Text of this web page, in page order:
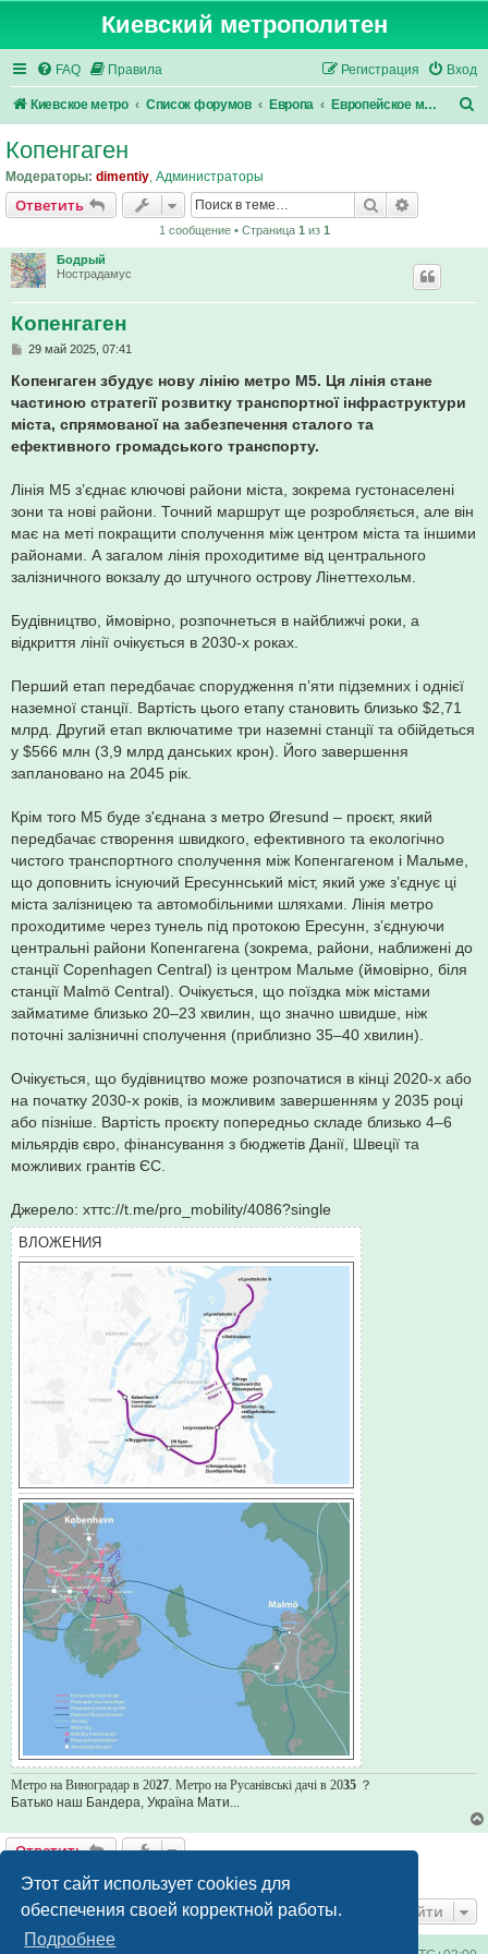
Этот сайт использует cookies для
обеспечения своей корректной работы.
Подробнее
Киевский метрополитен
FAQ Правила Вход
Регистрация
Киевское метро Список форумов Европа Европейское метро
Копенгаген
Модераторы: dimentiy, Администраторы
Ответить Поиск
1 сообщение • Страница 1из 1
Бодрый
Нострадамус
Копенгаген
С
о
б
щ
е
н
и
29 май 2025, 07:41
Копенгаген збудує нову лінію метро М5. Ця лінія стане
частиною стратегії розвитку транспортної інфраструктури
міста, спрямованої на забезпечення сталого та
ефективного громадського транспорту.
Лінія M5 з’єднає ключові райони міста, зокрема густонаселені
зони та нові райони. Точний маршрут ще розробляється, але він
має на меті покращити сполучення між центром міста та іншими
районами. А загалом лінія проходитиме від центрального
залізничного вокзалу до штучного острову Лінеттехольм.
Будівництво, ймовірно, розпочнеться в найближчі роки, а
відкриття лінії очікується в 2030-х роках.
Перший етап передбачає спорудження п’яти підземних і однієї
наземної станції. Вартість цього етапу становить близько $2,71
млрд. Другий етап включатиме три наземні станції та обійдеться
у $566 млн (3,9 млрд данських крон). Його завершення
заплановано на 2045 рік.
Крім того М5 буде з'єднана з метро Øresund – проєкт, який
передбачає створення швидкого, ефективного та екологічно
чистого транспортного сполучення між Копенгагеном і Мальме,
що доповнить існуючий Ересуннський міст, який уже з’єднує ці
міста залізницею та автомобільними шляхами. Лінія метро
проходитиме через тунель під протокою Ересунн, з’єднуючи
центральні райони Копенгагена (зокрема, райони, наближені до
станції Copenhagen Central) із центром Мальме (ймовірно, біля
станції Malmö Central). Очікується, що поїздка між містами
займатиме близько 20–23 хвилин, що значно швидше, ніж
поточні залізничні сполучення (приблизно 35–40 хвилин).
Очікується, що будівництво може розпочатися в кінці 2020-х або
на початку 2030-х років, із можливим завершенням у 2035 році
або пізніше. Вартість проєкту попередньо складе близько 4–6
мільярдів євро, фінансування з бюджетів Данії, Швеції та
можливих грантів ЄС.
Джерело: хттс://t.me/pro_mobility/4086?single
ВЛОЖЕНИЯ
Метро на Виноградар в 2027. Метро на Русанівські дачі в 2035 ？
Батько наш Бандера, Україна Мати...
Ответить
1 сообщение • Страница
Перейти